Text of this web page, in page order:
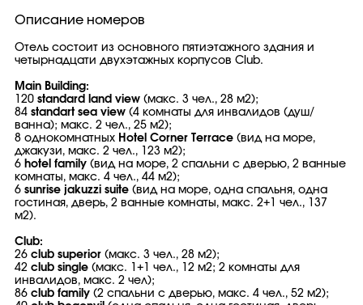
Описание номеров
Отель состоит из основного пятиэтажного здания и
четырнадцати двухэтажных корпусов Club.
Main Building:
120 standard land view (макс. 3 чел., 28 м2);
84 standart sea view (4 комнаты для инвалидов (душ/
ванна); макс. 2 чел., 25 м2);
8 однокомнатных Hotel Corner Terrace (вид на море,
джакузи, макс. 2 чел., 123 м2);
6 hotel family (вид на море, 2 спальни с дверью, 2 ванные
комнаты, макс. 4 чел., 44 м2);
6 sunrise jakuzzi suite (вид на море, одна спальня, одна
гостиная, дверь, 2 ванные комнаты, макс. 2+1 чел., 137
м2).
Club:
26 club superior (макс. 3 чел., 28 м2);
42 club single (макс. 1+1 чел., 12 м2; 2 комнаты для
инвалидов, макс. 2 чел);
86 club family (2 спальни с дверью, макс. 4 чел., 52 м2);